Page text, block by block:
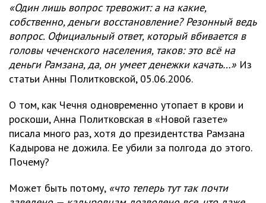
«Один лишь вопрос тревожит: а на какие,
собственно, деньги восстановление? Резонный ведь
вопрос. Официальный ответ, который вбивается в
головы чеченского населения, таков: это всё на
деньги Рамзана, да, он умеет денежки качать…» Из
статьи Анны Политковской, 05.06.2006.
О том, как Чечня одновременно утопает в крови и
роскоши, Анна Политковская в «Новой газете»
писала много раз, хотя до президентства Рамзана
Кадырова не дожила. Ее убили за полгода до этого.
Почему?
Может быть потому, «что теперь тут так почти